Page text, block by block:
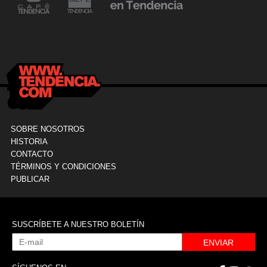
24 mayo, 2021
SOBRE NOSOTROS
HISTORIA
CONTACTO
TÉRMINOS Y CONDICIONES
PUBLICAR
SUSCRÍBETE A NUESTRO BOLETÍN
ENVIAR